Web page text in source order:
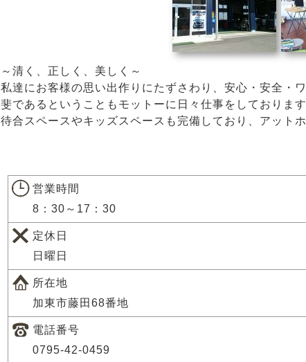
～清く、正しく、美しく～
私達にお客様の思い出作りにたずさわり、安心・安全・
斐であるということもモットーに日々仕事をしております
待合スペースやキッズスペースも完備しており、アット
営業時間
8：30～17：30
定休日
日曜日
所在地
加東市藤田68番地
電話番号
0795-42-0459